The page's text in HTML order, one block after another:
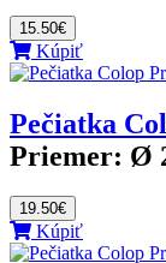
15.50€
Kúpiť
Pečiatka
Priemer: Ø
19.50€
Kúpiť